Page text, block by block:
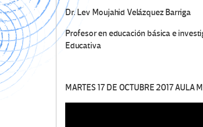
Dr. Lev Moujahid Velázquez Barriga
Profesor en educación básica e
Educativa
MARTES 17 DE OCTUBRE 2017 AULA